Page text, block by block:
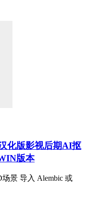
化版影视后期AI抠
版本
景 导入 Alembic 或